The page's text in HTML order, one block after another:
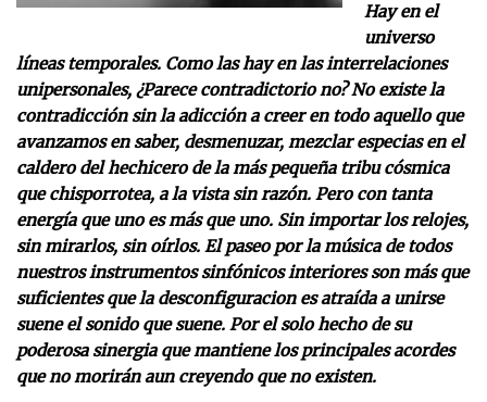
Hay en el
universo
líneas temporales. Como las hay en las interrelaciones
unipersonales, ¿Parece contradictorio no? No existe la
contradicción sin la adicción a creer en todo aquello que
avanzamos en saber, desmenuzar, mezclar especias en el
caldero del hechicero de la más pequeña tribu cósmica
que chisporrotea, a la vista sin razón. Pero con tanta
energía que uno es más que uno. Sin importar los relojes,
sin mirarlos, sin oírlos. El paseo por la música de todos
nuestros instrumentos sinfónicos interiores son más que
suficientes que la desconfiguracion es atraída a unirse
suene el sonido que suene. Por el solo hecho de su
poderosa sinergia que mantiene los principales acordes
que no morirán aun creyendo que no existen.